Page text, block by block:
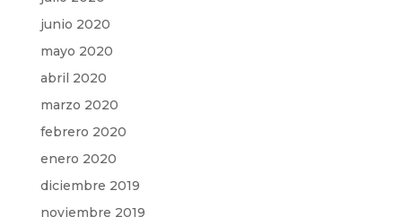
junio 2020
mayo 2020
abril 2020
marzo 2020
febrero 2020
enero 2020
diciembre 2019
noviembre 2019